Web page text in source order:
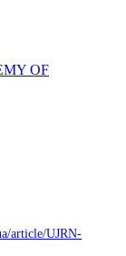
OF
article/UJRN-